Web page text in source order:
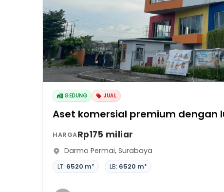
GEDUNG JUAL
Aset komersial premium dengan
HARGARp175 miliar
Darmo Permai, Surabaya
LT: 6520 m² LB: 6520 m²